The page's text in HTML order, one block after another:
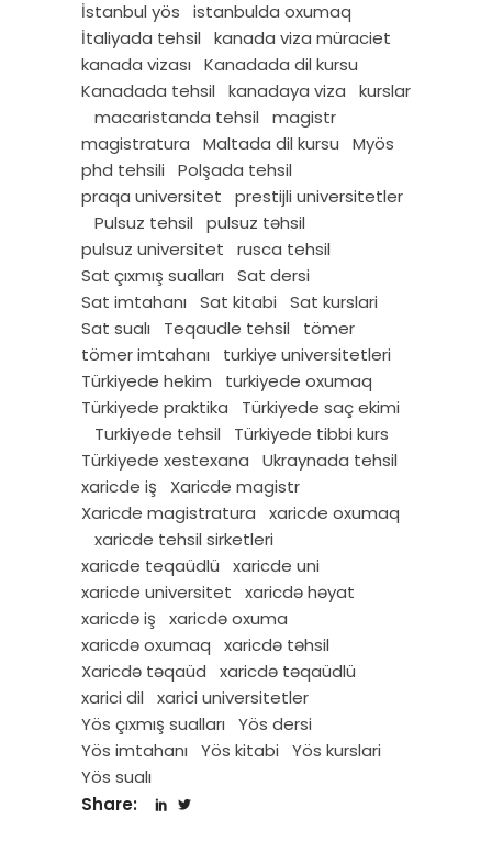
İstanbul yös
istanbulda oxumaq
İtaliyada tehsil
kanada viza müraciet
kanada vizası
Kanadada dil kursu
Kanadada tehsil
kanadaya viza
kurslar
macaristanda tehsil
magistr
magistratura
Maltada dil kursu
Myös
phd tehsili
Polşada tehsil
praqa universitet
prestijli universitetler
Pulsuz tehsil
pulsuz təhsil
pulsuz universitet
rusca tehsil
Sat çıxmış sualları
Sat dersi
Sat imtahanı
Sat kitabi
Sat kurslari
Sat sualı
Teqaudle tehsil
tömer
tömer imtahanı
turkiye universitetleri
Türkiyede hekim
turkiyede oxumaq
Türkiyede praktika
Türkiyede saç ekimi
Turkiyede tehsil
Türkiyede tibbi kurs
Türkiyede xestexana
Ukraynada tehsil
xaricde iş
Xaricde magistr
Xaricde magistratura
xaricde oxumaq
xaricde tehsil sirketleri
xaricde teqaüdlü
xaricde uni
xaricde universitet
xaricdə həyat
xaricdə iş
xaricdə oxuma
xaricdə oxumaq
xaricdə təhsil
Xaricdə təqaüd
xaricdə təqaüdlü
xarici dil
xarici universitetler
Yös çıxmış sualları
Yös dersi
Yös imtahanı
Yös kitabi
Yös kurslari
Yös sualı
Share: